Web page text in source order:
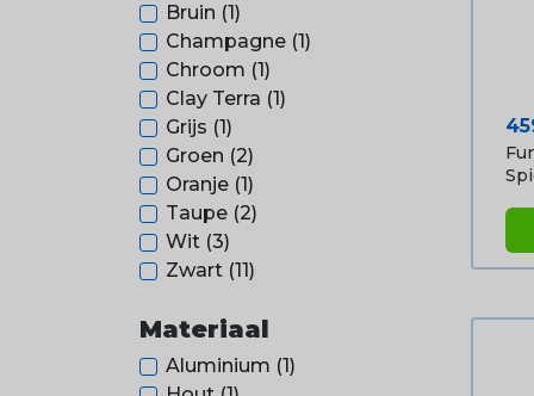
Bruin (1)
Champagne (1)
Chroom (1)
Clay Terra (1)
Grijs (1)
Groen (2)
Oranje (1)
Taupe (2)
Wit (3)
Zwart (11)
Materiaal
Aluminium (1)